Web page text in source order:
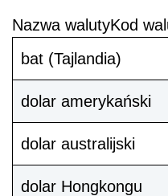
Nazwa walutyKod
bat (Tajlandia)
dolar amerykański
dolar australijski
dolar Hongkongu